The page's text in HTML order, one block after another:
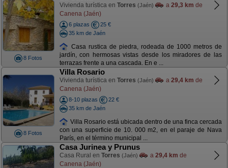
8 Fotos
Vivienda turística en Torres (Jaén) a 29,3 km de
Canena (Jaén)
6 plazas
25 €
35 km de Jaén
Casa rustica de piedra, rodeada de 1000 metros de
jardín, con hermosas vistas desde los miradores de las
terrazas frente a una cascada. En e ...
8 Fotos
Villa Rosario
Vivienda turística en Torres (Jaén) a 29,4 km de
Canena (Jaén)
8-10 plazas
22 €
35 km de Jaén
Villa Rosario está ubicada dentro de una finca cercada
con una superficie de 10. 000 m2, en el paraje de Nava
París, en el término municipal ...
Casa Jurinea y Prunus
Casa Rural en Torres (Jaén) a 29,4 km de
Canena (Jaén)